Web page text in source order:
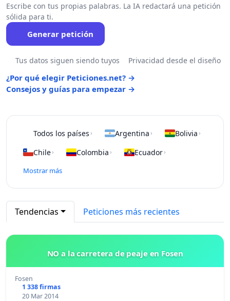
Escribe con tus propias palabras. La IA redactará una petición
sólida para ti.
Generar petición
Tus datos siguen siendo tuyos Privacidad desde el diseño
¿Por qué elegir Peticiones.net? →
Consejos y guías para empezar →
Todos los países › Argentina › Bolivia ›
Chile› Colombia › Ecuador›
Mostrar más
Tendencias Peticiones más recientes
NO a la carretera de peaje en Fosen
Fosen
1 338 firmas
20 Mar 2014